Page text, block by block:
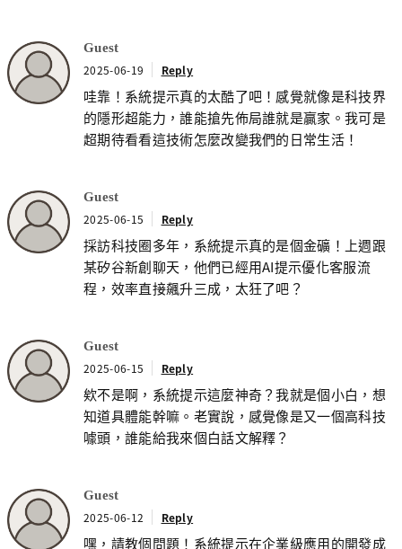
Guest
2025-06-19 Reply
哇靠！系統提示真的太酷了吧！感覺就像是科技界
的隱形超能力，誰能搶先佈局誰就是贏家。我可是
超期待看看這技術怎麼改變我們的日常生活！
Guest
2025-06-15 Reply
採訪科技圈多年，系統提示真的是個金礦！上週跟
某矽谷新創聊天，他們已經用AI提示優化客服流
程，效率直接飆升三成，太狂了吧？
Guest
2025-06-15 Reply
欸不是啊，系統提示這麼神奇？我就是個小白，想
知道具體能幹嘛。老實說，感覺像是又一個高科技
噱頭，誰能給我來個白話文解釋？
Guest
2025-06-12 Reply
嘿，請教個問題！系統提示在企業級應用的開發成